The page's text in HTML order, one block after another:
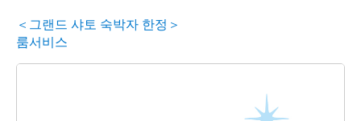
＜그랜드 샤토 숙박자 한정＞
룸서비스